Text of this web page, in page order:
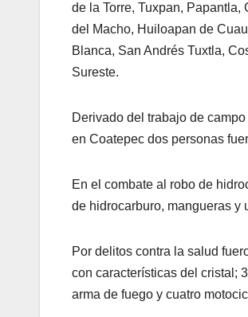
de la Torre, Tuxpan,
del Macho, Huiloapan de
Blanca, San Andrés Tuxtla,
Sureste.
Derivado del trabajo de
en Coatepec dos personas
En el combate al robo de
de hidrocarburo, mangueras y
Por delitos contra la salud
con características del cristal;
arma de fuego y cuatro